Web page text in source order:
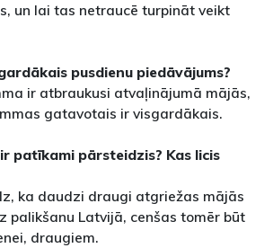
un lai tas netraucē turpināt veikt
pusdienu piedāvājums?
ir atbraukusi atvaļinājumā mājās,
gatavotais ir visgardākais.
patīkami pārsteidzis? Kas licis
ka daudzi draugi atgriežas mājās
palikšanu Latvijā, cenšas tomēr būt
draugiem.